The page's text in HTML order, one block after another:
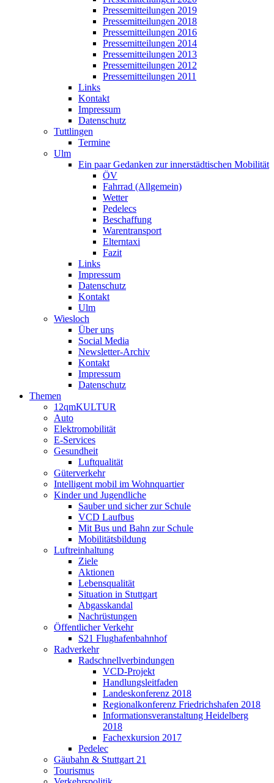
Pressemitteilungen 2019
Pressemitteilungen 2018
Pressemitteilungen 2016
Pressemitteilungen 2014
Pressemitteilungen 2013
Pressemitteilungen 2012
Pressemitteilungen 2011
Links
Kontakt
Impressum
Datenschutz
Tuttlingen
Termine
Ulm
Ein paar Gedanken zur innerstädtischen Mobilität
ÖV
Fahrrad (Allgemein)
Wetter
Pedelecs
Beschaffung
Warentransport
Elterntaxi
Fazit
Links
Impressum
Datenschutz
Kontakt
Ulm
Wiesloch
Über uns
Social Media
Newsletter-Archiv
Kontakt
Impressum
Datenschutz
Themen
12qmKULTUR
Auto
Elektromobilität
E-Services
Gesundheit
Luftqualität
Güterverkehr
Intelligent mobil im Wohnquartier
Kinder und Jugendliche
Sauber und sicher zur Schule
VCD Laufbus
Mit Bus und Bahn zur Schule
Mobilitätsbildung
Luftreinhaltung
Ziele
Aktionen
Lebensqualität
Situation in Stuttgart
Abgasskandal
Nachrüstungen
Öffentlicher Verkehr
S21 Flughafenbahnhof
Radverkehr
Radschnellverbindungen
VCD-Projekt
Handlungsleitfaden
Landeskonferenz 2018
Regionalkonferenz Friedrichshafen 2018
Informationsveranstaltung Heidelberg
2018
Fachexkursion 2017
Pedelec
Gäubahn & Stuttgart 21
Tourismus